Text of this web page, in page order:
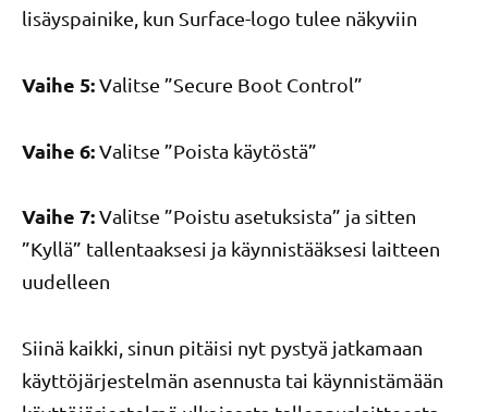
lisäyspainike, kun Surface-logo tulee näkyviin
Vaihe 5:Valitse ”Secure Boot Control”
Vaihe 6:Valitse ”Poista käytöstä”
Vaihe 7:Valitse ”Poistu asetuksista” ja sitten
”Kyllä” tallentaaksesi ja käynnistääksesi laitteen
uudelleen
Siinä kaikki, sinun pitäisi nyt pystyä jatkamaan
käyttöjärjestelmän asennusta tai käynnistämään